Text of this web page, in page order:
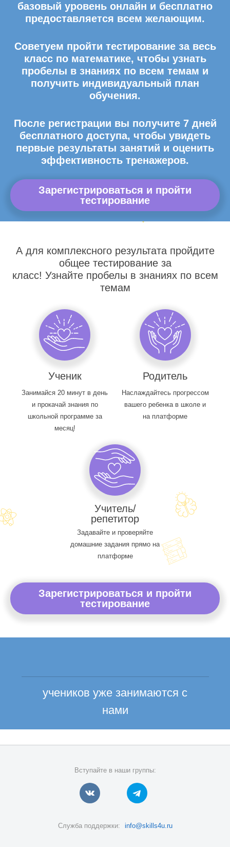
базовый уровень онлайн и бесплатно
предоставляется всем желающим.
Советуем пройти тестирование за весь
класс по математике, чтобы узнать
пробелы в знаниях по всем темам и
получить индивидуальный план
обучения.
После регистрации вы получите 7 дней
бесплатного доступа, чтобы увидеть
первые результаты занятий и оценить
эффективность тренажеров.
Зарегистрироваться и пройти
тестирование
А для комплексного результата пройдите
общее тестирование за
класс! Узнайте пробелы в знаниях по всем
темам
Ученик
Занимайся 20 минут в день
и прокачай знания по
школьной программе за
месяц!
Родитель
Наслаждайтесь прогрессом
вашего ребенка в школе и
на платформе
Учитель/
репетитор
Задавайте и проверяйте
домашние задания прямо на
платформе
Зарегистрироваться и пройти
тестирование
учеников уже занимаются с
нами
Вступайте в наши группы:
Служба поддержки: info@skills4u.ru